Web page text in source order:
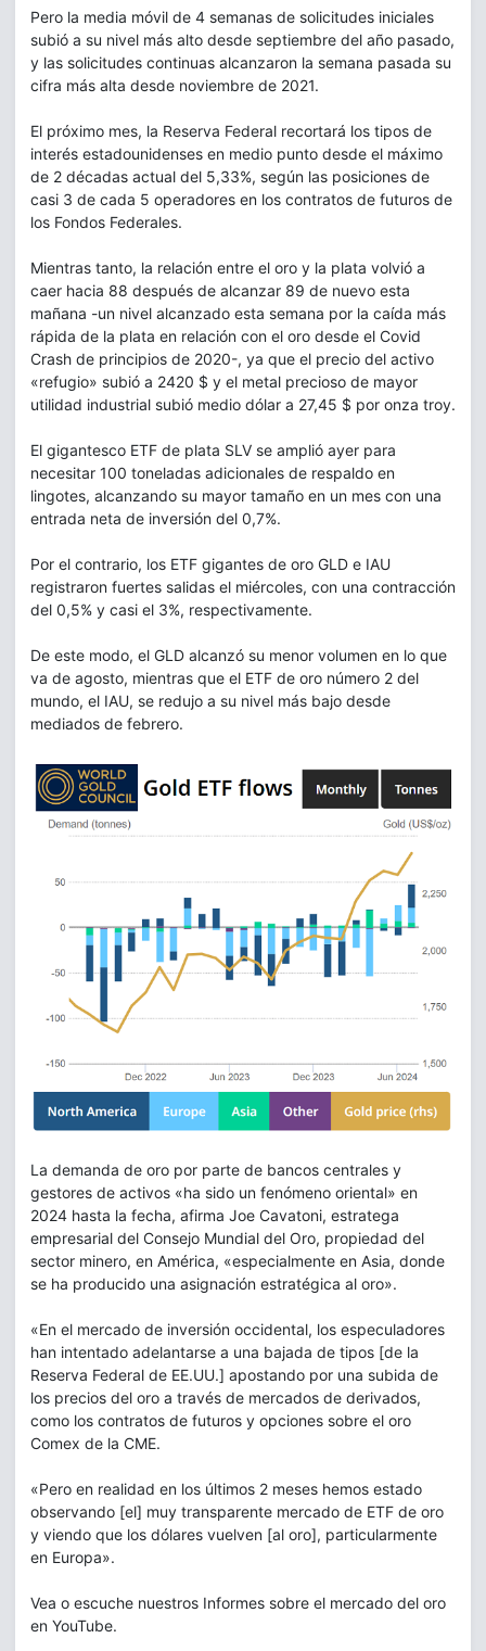
Pero la media móvil de 4 semanas de solicitudes iniciales
subió a su nivel más alto desde septiembre del año pasado,
y las solicitudes continuas alcanzaron la semana pasada su
cifra más alta desde noviembre de 2021.
El próximo mes, la Reserva Federal recortará los tipos de
interés estadounidenses en medio punto desde el máximo
de 2 décadas actual del 5,33%, según las posiciones de
casi 3 de cada 5 operadores en los contratos de futuros de
los Fondos Federales.
Mientras tanto, la relación entre el oro y la plata volvió a
caer hacia 88 después de alcanzar 89 de nuevo esta
mañana -un nivel alcanzado esta semana por la caída más
rápida de la plata en relación con el oro desde el Covid
Crash de principios de 2020-, ya que el precio del activo
«refugio» subió a 2420 $ y el metal precioso de mayor
utilidad industrial subió medio dólar a 27,45 $ por onza troy.
El gigantesco ETF de plata SLV se amplió ayer para
necesitar 100 toneladas adicionales de respaldo en
lingotes, alcanzando su mayor tamaño en un mes con una
entrada neta de inversión del 0,7%.
Por el contrario, los ETF gigantes de oro GLD e IAU
registraron fuertes salidas el miércoles, con una contracción
del 0,5% y casi el 3%, respectivamente.
De este modo, el GLD alcanzó su menor volumen en lo que
va de agosto, mientras que el ETF de oro número 2 del
mundo, el IAU, se redujo a su nivel más bajo desde
mediados de febrero.
La demanda de oro por parte de bancos centrales y
gestores de activos «ha sido un fenómeno oriental» en
2024 hasta la fecha, afirma Joe Cavatoni, estratega
empresarial del Consejo Mundial del Oro, propiedad del
sector minero, en América, «especialmente en Asia, donde
se ha producido una asignación estratégica al oro».
«En el mercado de inversión occidental, los especuladores
han intentado adelantarse a una bajada de tipos [de la
Reserva Federal de EE.UU.] apostando por una subida de
los precios del oro a través de mercados de derivados,
como los contratos de futuros y opciones sobre el oro
Comex de la CME.
«Pero en realidad en los últimos 2 meses hemos estado
observando [el] muy transparente mercado de ETF de oro
y viendo que los dólares vuelven [al oro], particularmente
en Europa».
Vea o escuche nuestros Informes sobre el mercado del oro
en YouTube.